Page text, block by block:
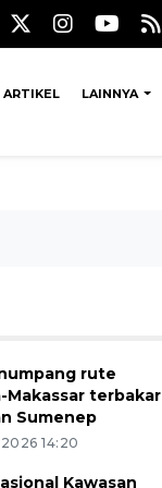
ARTIKEL LAINNYA
rute
Makassar terbakar
Sumenep
14:20
Kawasan